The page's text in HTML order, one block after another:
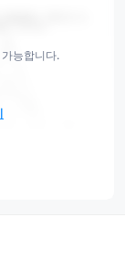
능합니다.